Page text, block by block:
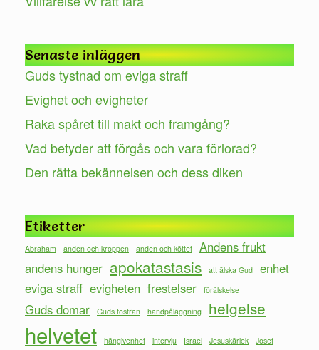
Senaste inläggen
Guds tystnad om eviga straff
Evighet och evigheter
Raka spåret till makt och framgång?
Vad betyder att förgås och vara förlorad?
Den rätta bekännelsen och dess diken
Etiketter
Abraham anden och kroppen anden och köttet
Andens frukt
andens hunger apokatastasis att älska Gud
enhet
eviga straff evigheten frestelser förälskelse
Guds domar Guds fostran handpåläggning helgelse
helvetet hängivenhet intervju Israel Jesuskärlek
Josef